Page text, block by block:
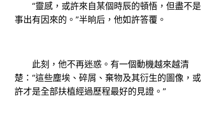
“靈感，或許來自某個時辰的頓悟，但盡不是
事出有因來的。”半晌后，他如許答覆。
此刻，他不再迷惑。有一個動機越來越清
楚：“這些塵埃、碎屑、棄物及其衍生的圖像，或
許才是全部扶植經過歷程最好的見證。”